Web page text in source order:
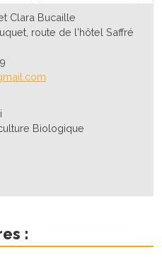
Clara Bucaille
route de l'hôtel Saffré
Biologique
: